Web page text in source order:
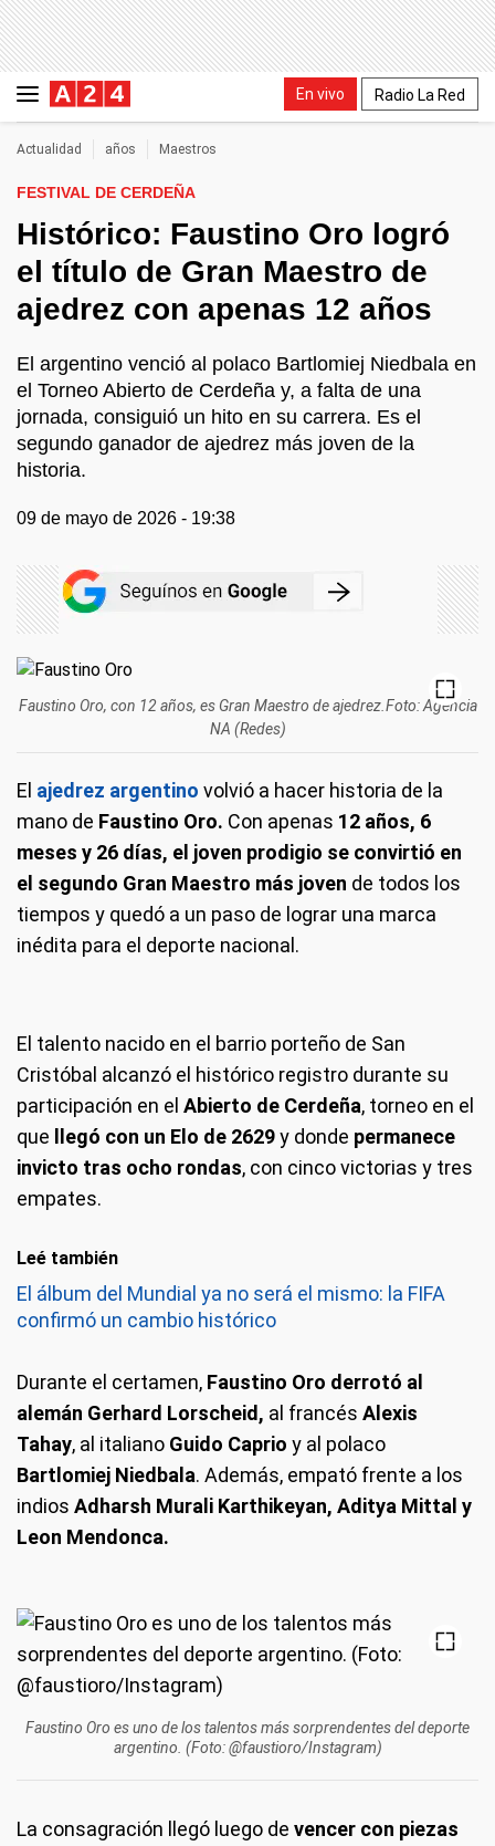
En vivo Radio La Red
Actualidad años Maestros
FESTIVAL DE CERDEÑA
Histórico: Faustino Oro logró
el título de Gran Maestro de
ajedrez con apenas 12 años
El argentino venció al polaco Bartlomiej Niedbala en
el Torneo Abierto de Cerdeña y, a falta de una
jornada, consiguió un hito en su carrera. Es el
segundo ganador de ajedrez más joven de la
historia.
09 de mayo de 2026 - 19:38
Faustino Oro, con 12 años, es Gran Maestro de ajedrez.Foto: Agencia
NA (Redes)
El ajedrez argentino volvió a hacer historia de la
mano de Faustino Oro. Con apenas 12 años, 6
meses y 26 días, el joven prodigio se convirtió en
el segundo Gran Maestro más joven de todos los
tiempos y quedó a un paso de lograr una marca
inédita para el deporte nacional.
El talento nacido en el barrio porteño de San
Cristóbal alcanzó el histórico registro durante su
participación en el Abierto de Cerdeña, torneo en el
que llegó con un Elo de 2629y donde permanece
invicto tras ocho rondas, con cinco victorias y tres
empates.
Leé también
El álbum del Mundial ya no será el mismo: la FIFA
confirmó un cambio histórico
Durante el certamen, Faustino Oro derrotó al
alemán Gerhard Lorscheid, al francés Alexis
Tahay, al italiano Guido Caprio y al polaco
Bartlomiej Niedbala. Además, empató frente a los
indios Adharsh Murali Karthikeyan, Aditya Mittal y
Leon Mendonca.
Faustino Oro es uno de los talentos más sorprendentes del deporte
argentino. (Foto: @faustioro/Instagram)
La consagración llegó luego de vencer con piezas